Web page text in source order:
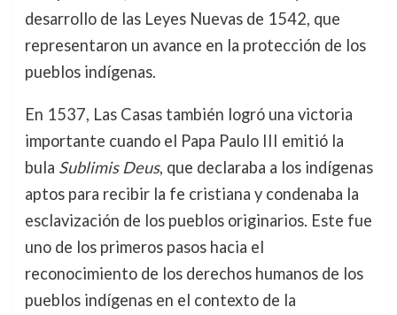
desarrollo de las Leyes Nuevas de 1542, que
representaron un avance en la protección de los
pueblos indígenas.
En 1537, Las Casas también logró una victoria
importante cuando el Papa Paulo III emitió la
bula Sublimis Deus, que declaraba a los indígenas
aptos para recibir la fe cristiana y condenaba la
esclavización de los pueblos originarios. Este fue
uno de los primeros pasos hacia el
reconocimiento de los derechos humanos de los
pueblos indígenas en el contexto de la